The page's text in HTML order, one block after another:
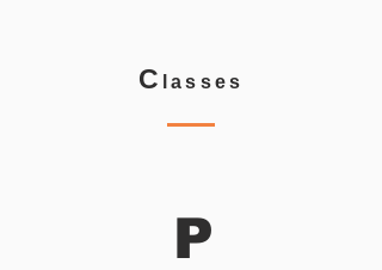
C lasses
P